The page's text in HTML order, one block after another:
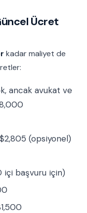
Ücret
kadar maliyet de
ancak avukat ve
$2,805 (opsiyonel)
içi başvuru için)